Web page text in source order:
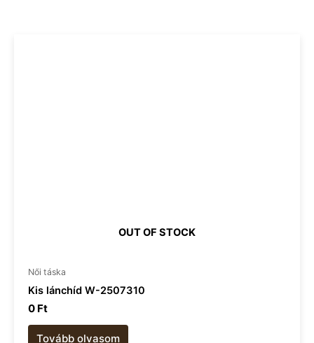
OUT OF STOCK
Női táska
Kis lánchíd W-2507310
0 Ft
Tovább olvasom